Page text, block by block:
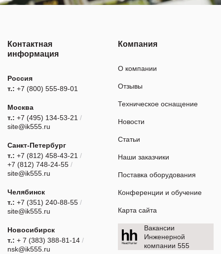
Контактная
информация
Россия
т.: +7 (800) 555-89-01
Москва
т.: +7 (495) 134-53-21 /
site@ik555.ru
Санкт-Петербург
т.: +7 (812) 458-43-21 /
+7 (812) 748-24-55 /
site@ik555.ru
Челябинск
т.: +7 (351) 240-88-55 /
site@ik555.ru
Новосибирск
т.: + 7 (383) 388-81-14 /
nsk@ik555.ru
Компания
О компании
Отзывы
Техническое оснащение
Новости
Статьи
Наши заказчики
Поставка оборудования
Конференции и обучение
Карта сайта
Вакансии
Инженерной
компании 555